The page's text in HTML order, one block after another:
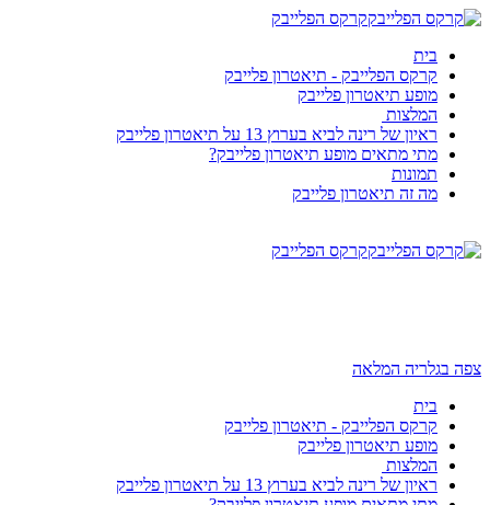
קרקס הפלייבק
בית
קרקס הפלייבק - תיאטרון פלייבק
מופע תיאטרון פלייבק
המלצות
ראיון של רינה לביא בערוץ 13 על תיאטרון פלייבק
מתי מתאים מופע תיאטרון פלייבק?
תמונות
מה זה תיאטרון פלייבק
קרקס הפלייבק
צפה בגלריה המלאה
בית
קרקס הפלייבק - תיאטרון פלייבק
מופע תיאטרון פלייבק
המלצות
ראיון של רינה לביא בערוץ 13 על תיאטרון פלייבק